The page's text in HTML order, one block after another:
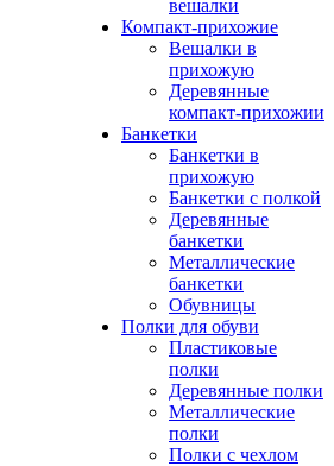
вешалки
Компакт-прихожие
Вешалки в
прихожую
Деревянные
компакт-прихожии
Банкетки
Банкетки в
прихожую
Банкетки с полкой
Деревянные
банкетки
Металлические
банкетки
Обувницы
Полки для обуви
Пластиковые
полки
Деревянные полки
Металлические
полки
Полки с чехлом